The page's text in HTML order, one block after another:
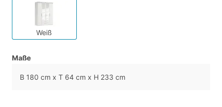
Weiß
Maße
B 180 cm x T 64 cm x H 233 cm